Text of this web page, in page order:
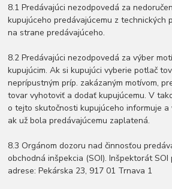
8.1 Predávajúci nezodpovedá za
kupujúceho predávajúcemu z technických
na strane predávajúceho.
8.2 Predávajúci nezodpovedá za výber
kupujúcim. Ak si kupujúci vyberie potlač
neprípustným príp. zakázaným motívom,
tovar vyhotoviť a dodať kupujúcemu. V
o tejto skutočnosti kupujúceho informuje
ak už bola predávajúcemu zaplatená.
8.3 Orgánom dozoru nad činnosťou
obchodná inšpekcia (SOI). Inšpektorát
adrese: Pekárska 23, 917 01 Trnava 1